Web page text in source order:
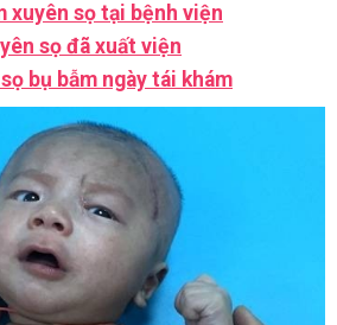
xuyên sọ tại bệnh viện
sọ đã xuất viện
bụ bẫm ngày tái khám